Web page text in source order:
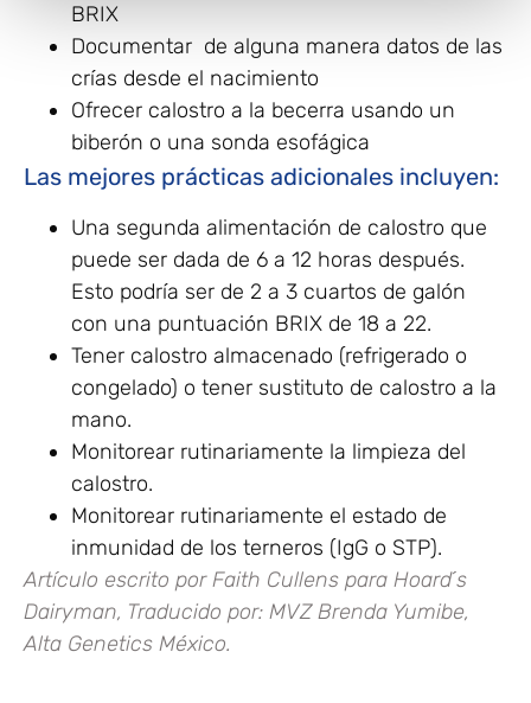
BRIX
Documentar de alguna manera datos de las
crías desde el nacimiento
Ofrecer calostro a la becerra usando un
biberón o una sonda esofágica
Las mejores prácticas adicionales incluyen:
Una segunda alimentación de calostro que
puede ser dada de 6 a 12 horas después.
Esto podría ser de 2 a 3 cuartos de galón
con una puntuación BRIX de 18 a 22.
Tener calostro almacenado (refrigerado o
congelado) o tener sustituto de calostro a la
mano.
Monitorear rutinariamente la limpieza del
calostro.
Monitorear rutinariamente el estado de
inmunidad de los terneros (IgG o STP).
Artículo escrito por Faith Cullens para Hoard´s
Dairyman, Traducido por: MVZ Brenda Yumibe,
Alta Genetics México.